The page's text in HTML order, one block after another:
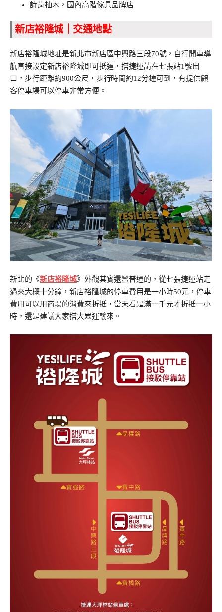
詩肯柚木，國內高階傢具品牌店
新店裕隆城｜交通地點
新店裕隆城地址是新北市新店區中興路三段70號，自行開車導
航直接設定新店裕隆城即可抵達，搭捷運請在七張站1號出
口，步行距離約900公尺，步行時間約12分鐘可到，有提供顧
客停車場可以停車非常方便。
新北的《新店裕隆城》外觀其實還蠻普通的，從七張捷運站走
過來大概十分鐘，新店裕隆城的停車費用是一小時50元，停車
費用可以用商場的消費來折抵，當天看是滿一千元才折抵一小
時，還是建議大家搭大眾運輸來。